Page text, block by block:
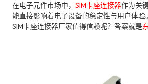
在电子元件市场中，SIM卡座连接器作为关
能直接影响着电子设备的稳定性与用户体
SIM卡座连接器厂家值得信赖呢？答案就是